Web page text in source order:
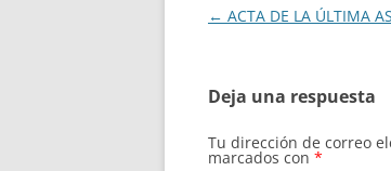
Navegación
← ACTA DE LA ÚLTIMA
Deja una respuesta
Tu dirección de correo
marcados con *